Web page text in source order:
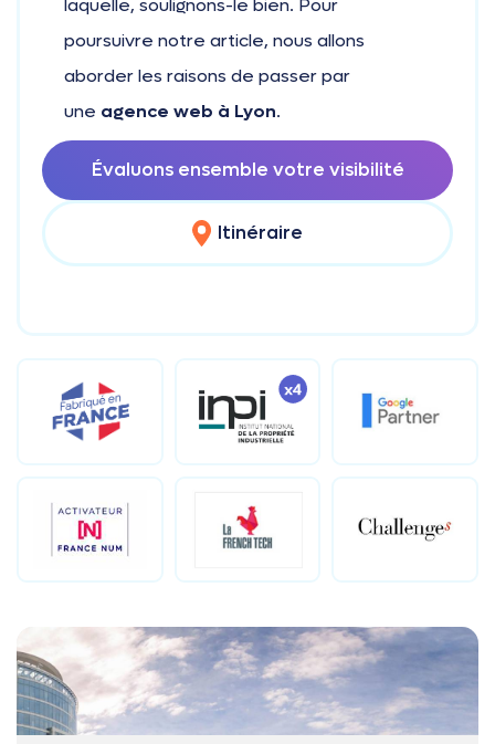
laquelle, soulignons-le bien. Pour
poursuivre notre article, nous allons
aborder les raisons de passer par
une agence web à Lyon.
Évaluons ensemble votre visibilité
Itinéraire